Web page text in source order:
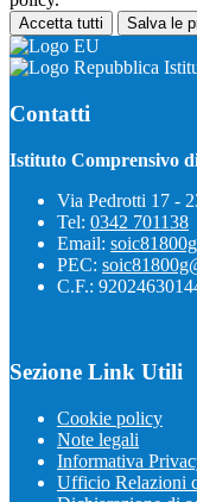
Accetta tutti Salva le
Contatti
Istituto Comprensivo
Via Pedrotti 17 -
Tel: 0342 701138
Email:
PEC:
C.F.:
Sezione Link Utili
Cookie policy
Note legali
Informativa
Ufficio Relazioni